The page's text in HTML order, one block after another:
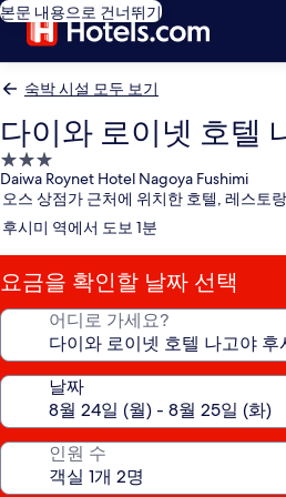
본문 내용으로 건너뛰기
숙박 시설 모두 보기
다이와 로이넷 호텔
3.0
성
급
숙
박
시
설
Daiwa Roynet Hotel Nagoya Fushimi
오스 상점가 근처에 위치한 호텔, 레스토
후시미 역에서 도보 1분
요금을 확인할 날짜 선택
어디로 가세요?
날짜
인원 수